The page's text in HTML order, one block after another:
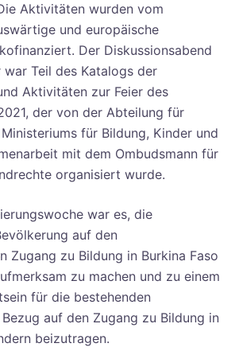
Aktivitäten wurden vom
und europäische
Der Diskussionsabend
war Teil des Katalogs der
Aktivitäten zur Feier des
der von der Abteilung für
für Bildung, Kinder und
mit dem Ombudsmann für
organisiert wurde.
war es, die
auf den
Zugang zu Bildung in Burkina Faso
zu machen und zu einem
für die bestehenden
auf den Zugang zu Bildung in
beizutragen.